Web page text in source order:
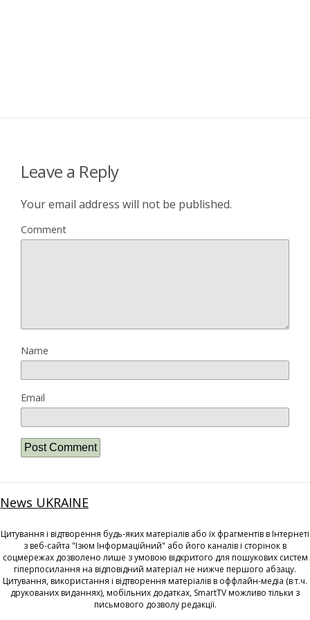
Leave a Reply
Your email address will not be published.
Comment
Name
Email
News UKRAINE
Цитування і відтворення будь-яких матеріалів або їх фрагментів в Інтернеті
з веб-сайта "Ізюм Інформаційний" або його каналів і сторінок в
соцмережах дозволено лише з умовою відкритого для пошукових систем
гіперпосилання на відповідний матеріал не нижче першого абзацу.
Цитування, використання і відтворення матеріалів в оффлайн-медіа (в т.ч.
друкованих виданнях), мобільних додатках, SmartTV можливо тільки з
письмового дозволу редакції.